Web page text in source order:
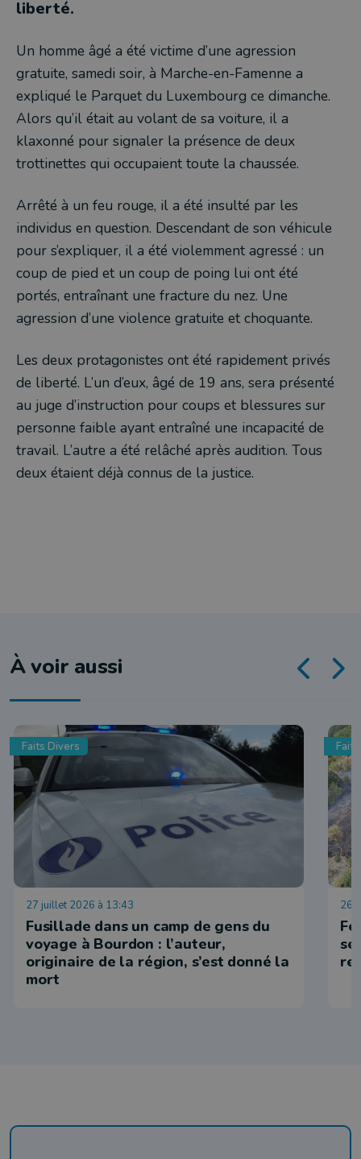
liberté.
Un homme âgé a été victime d’une agression
gratuite, samedi soir, à Marche-en-Famenne a
expliqué le Parquet du Luxembourg ce dimanche.
Alors qu’il était au volant de sa voiture, il a
klaxonné pour signaler la présence de deux
trottinettes qui occupaient toute la chaussée.
Arrêté à un feu rouge, il a été insulté par les
individus en question. Descendant de son véhicule
pour s’expliquer, il a été violemment agressé : un
coup de pied et un coup de poing lui ont été
portés, entraînant une fracture du nez. Une
agression d’une violence gratuite et choquante.
Les deux protagonistes ont été rapidement privés
de liberté. L’un d’eux, âgé de 19 ans, sera présenté
au juge d’instruction pour coups et blessures sur
personne faible ayant entraîné une incapacité de
travail. L’autre a été relâché après audition. Tous
deux étaient déjà connus de la justice.
À voir aussi
Faits Divers
27 juillet 2026 à 13:43
Fusillade dans un camp de gens du
voyage à Bourdon : l’auteur,
originaire de la région, s’est donné la
mort
26